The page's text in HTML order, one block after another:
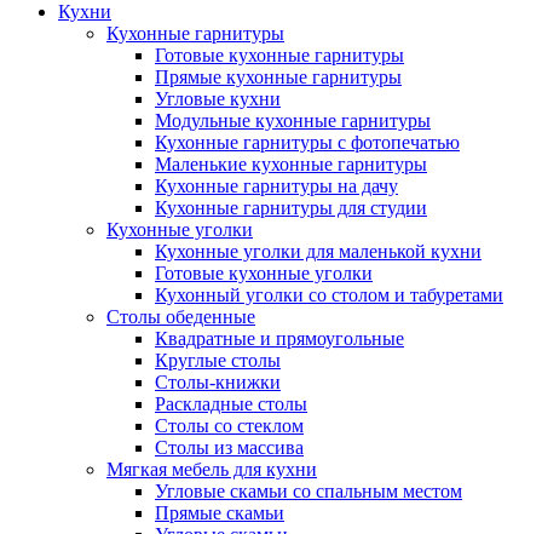
Кухни
Кухонные гарнитуры
Готовые кухонные гарнитуры
Прямые кухонные гарнитуры
Угловые кухни
Модульные кухонные гарнитуры
Кухонные гарнитуры с фотопечатью
Маленькие кухонные гарнитуры
Кухонные гарнитуры на дачу
Кухонные гарнитуры для студии
Кухонные уголки
Кухонные уголки для маленькой кухни
Готовые кухонные уголки
Кухонный уголки со столом и табуретами
Столы обеденные
Квадратные и прямоугольные
Круглые столы
Столы-книжки
Раскладные столы
Столы со стеклом
Столы из массива
Мягкая мебель для кухни
Угловые скамьи со спальным местом
Прямые скамьи